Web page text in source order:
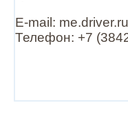
E-mail:
Телефон: +7